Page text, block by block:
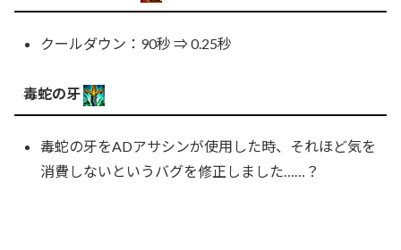
クールダウン：90秒 ⇒ 0.25秒
毒蛇の牙
毒蛇の牙をADアサシンが使用した時、それほど気を
消費しないというバグを修正しました……？